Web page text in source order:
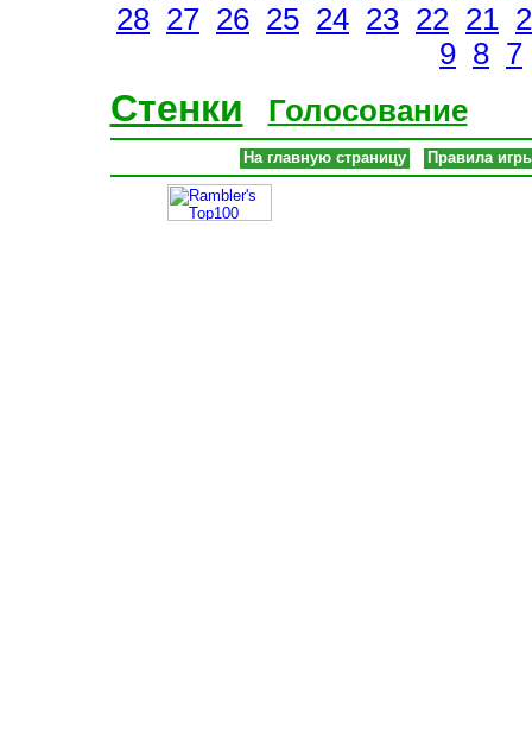
28 27 26 25 24 23 22 21
9 8 7
Стенки Голосование
На главную страницу Правила